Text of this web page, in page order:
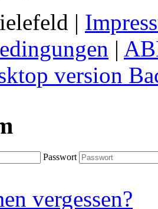
|
|
version
Passwort
vergessen?